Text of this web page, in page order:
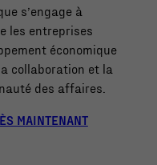
s’engage à
les entreprises
économique
collaboration et la
des affaires.
MAINTENANT